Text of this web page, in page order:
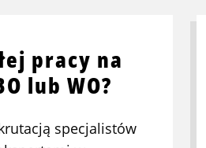
pracy na
lub WO?
specjalistów